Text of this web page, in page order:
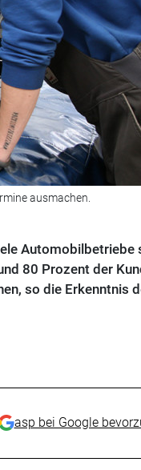
ausmachen.
Automobilbetriebe
80 Prozent der
so die Erkenntnis
asp bei Google